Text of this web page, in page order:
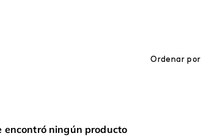
Ordenar por
encontró ningún producto